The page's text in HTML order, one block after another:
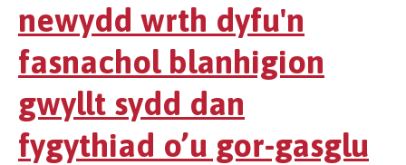
newydd wrth dyfu'n
fasnachol blanhigion
gwyllt sydd dan
fygythiad o’u gor-gasglu